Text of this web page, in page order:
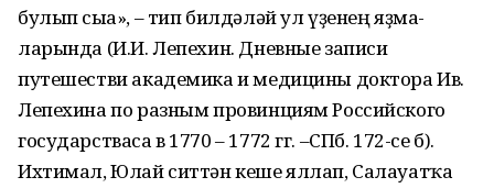
булып сыға», – тип билдәләй ул үҙенең яҙма­
ларында (И.И. Лепехин. Дневные записи
путешестви академика и медицины доктора Ив.
Лепехина по разным провинциям Российского
государстваса в 1770 – 1772 гг. –СПб. 172-се б).
Ихтимал, Юлай ситтән кеше яллап, Салауатҡа